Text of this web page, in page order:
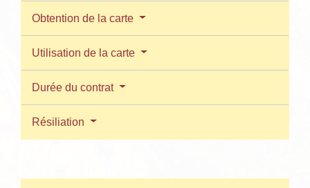
Obtention de la carte
Utilisation de la carte
Durée du contrat
Résiliation